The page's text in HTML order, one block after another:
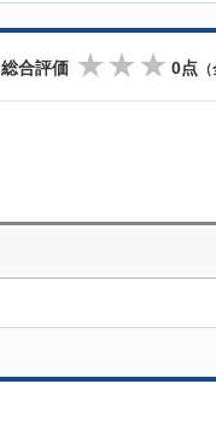
総合評価 0点